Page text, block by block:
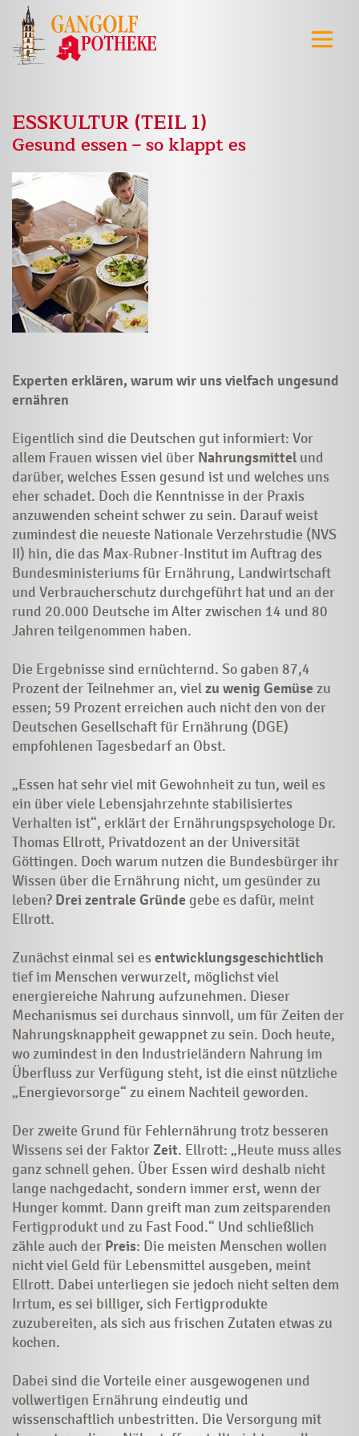
ESSKULTUR (TEIL 1)
Gesund essen – so klappt es
Experten erklären, warum wir uns vielfach ungesund
ernähren
Eigentlich sind die Deutschen gut informiert: Vor
allem Frauen wissen viel über Nahrungsmittel und
darüber, welches Essen gesund ist und welches uns
eher schadet. Doch die Kenntnisse in der Praxis
anzuwenden scheint schwer zu sein. Darauf weist
zumindest die neueste Nationale Verzehrstudie (NVS
II) hin, die das Max-Rubner-Institut im Auftrag des
Bundesministeriums für Ernährung, Landwirtschaft
und Verbraucherschutz durchgeführt hat und an der
rund 20.000 Deutsche im Alter zwischen 14 und 80
Jahren teilgenommen haben.
Die Ergebnisse sind ernüchternd. So gaben 87,4
Prozent der Teilnehmer an, vielzu wenig Gemüsezu
essen; 59 Prozent erreichen auch nicht den von der
Deutschen Gesellschaft für Ernährung (DGE)
empfohlenen Tagesbedarf an Obst.
„Essen hat sehr viel mit Gewohnheit zu tun, weil es
ein über viele Lebensjahrzehnte stabilisiertes
Verhalten ist“, erklärt der Ernährungspsychologe Dr.
Thomas Ellrott, Privatdozent an der Universität
Göttingen. Doch warum nutzen die Bundesbürger ihr
Wissen über die Ernährung nicht, um gesünder zu
leben? Drei zentrale Gründegebe es dafür, meint
Ellrott.
Zunächst einmal sei esentwicklungsgeschichtlich
tief im Menschen verwurzelt, möglichst viel
energiereiche Nahrung aufzunehmen. Dieser
Mechanismus sei durchaus sinnvoll, um für Zeiten der
Nahrungsknappheit gewappnet zu sein. Doch heute,
wo zumindest in den Industrieländern Nahrung im
Überfluss zur Verfügung steht, ist die einst nützliche
„Energievorsorge“ zu einem Nachteil geworden.
Der zweite Grund für Fehlernährung trotz besseren
Wissens sei der FaktorZeit. Ellrott: „Heute muss alles
ganz schnell gehen. Über Essen wird deshalb nicht
lange nachgedacht, sondern immer erst, wenn der
Hunger kommt. Dann greift man zum zeitsparenden
Fertigprodukt und zu Fast Food.“ Und schließlich
zähle auch der Preis: Die meisten Menschen wollen
nicht viel Geld für Lebensmittel ausgeben, meint
Ellrott. Dabei unterliegen sie jedoch nicht selten dem
Irrtum, es sei billiger, sich Fertigprodukte
zuzubereiten, als sich aus frischen Zutaten etwas zu
kochen.
Dabei sind die Vorteile einer ausgewogenen und
vollwertigen Ernährung eindeutig und
wissenschaftlich unbestritten. Die Versorgung mit